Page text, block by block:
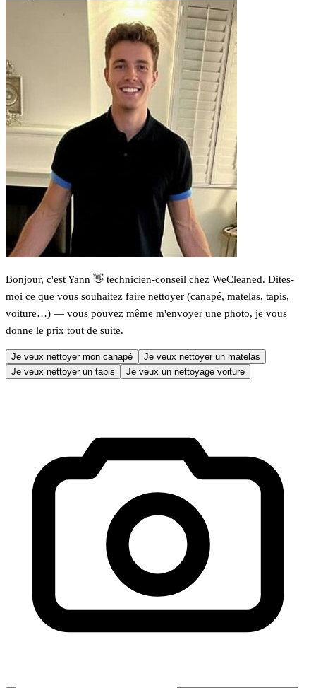
Bonjour, c'est Yann 👋 technicien-conseil chez WeCleaned. Dites-
moi ce que vous souhaitez faire nettoyer (canapé, matelas, tapis,
voiture…) — vous pouvez même m'envoyer une photo, je vous
donne le prix tout de suite.
Je veux nettoyer mon canapé
Je veux nettoyer un matelas
Je veux nettoyer un tapis
Je veux un nettoyage voiture